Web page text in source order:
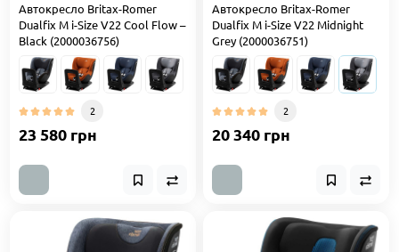
Автокресло Britax-Romer
Dualfix M i-Size V22 Cool Flow –
Black (2000036756)
2
23 580 грн
Автокресло Britax-Romer
Dualfix M i-Size V22 Midnight
Grey (2000036751)
2
20 340 грн